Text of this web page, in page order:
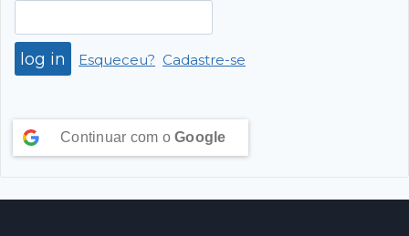
Esqueceu? Cadastre-se
Continuar com o Google